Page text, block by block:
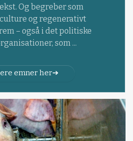
Og begreber som
og regenerativt
– også i det politiske
som ...
emner her